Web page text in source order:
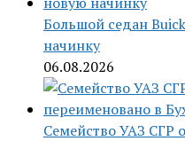
Большой седан
начинку
06.08.2026
Семейство УАЗ СГР